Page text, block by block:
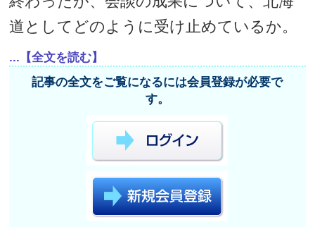
道としてどのように受け止めているか。
...【全文を読む】
記事の全文をご覧になるには会員登録が必要で
す。